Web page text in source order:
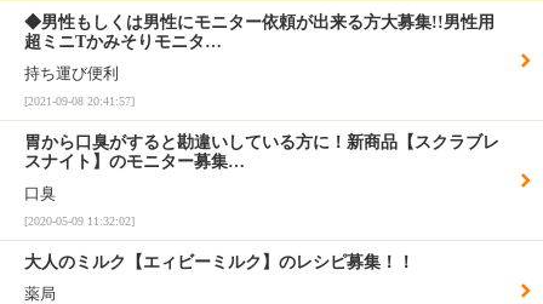
◆男性もしくは男性にモニター依頼が出来る方大募集!!男性用
超ミニTかみそりモニタ…
持ち運び便利
[2021-09-08 20:41:57]
胃から口臭がすると勘違いしている方に！新商品【スクラブレ
スナイト】のモニター募集…
口臭
[2020-05-09 11:32:02]
大人のミルク【エィビーミルク】のレシピ募集！！
薬局